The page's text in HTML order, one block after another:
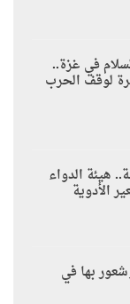
في غزة..
لوقف الحرب
هيئة الدواء
الأدوية
بها في